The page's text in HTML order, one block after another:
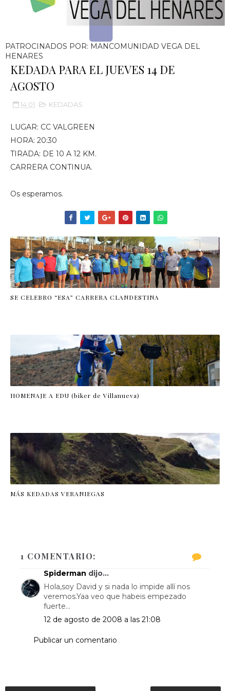
PATROCINADOS POR: MANCOMUNIDAD VEGA DEL
HENARES
KEDADA PARA EL JUEVES 14 DE
AGOSTO
14:01 KEDADAS
LUGAR: CC VALGREEN
HORA: 20:30
TIRADA: DE 10 A 12 KM.
CARRERA CONTINUA.
Os esperamos.
SE CELEBRO “ESA” CARRERA CLANDESTINA
HOMENAJE A EDU (biker de Villanueva)
MÁS KEDADAS VERANIEGAS
1 COMENTARIO:
Spiderman dijo...
Hola,soy David y si nada lo impide allí nos
veremos.Yaa veo que habeis empezado
fuerte...
12 de agosto de 2008 a las 21:08
Publicar un comentario